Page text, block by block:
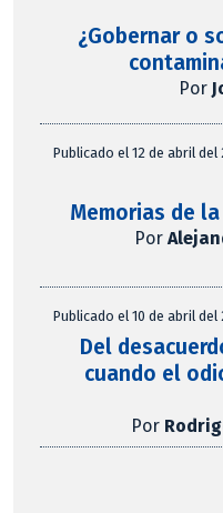
¿Gobernar o
Por
Publicado el 12 de abril del
Memorias de
Por
Publicado el 10 de abril del
Del
cuando el
Por